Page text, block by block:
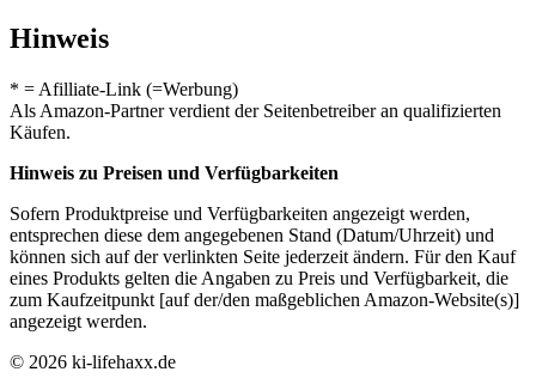
Hinweis
* = Afilliate-Link (=Werbung)
Als Amazon-Partner verdient der Seitenbetreiber an qualifizierten
Käufen.
Hinweis zu Preisen und Verfügbarkeiten
Sofern Produktpreise und Verfügbarkeiten angezeigt werden,
entsprechen diese dem angegebenen Stand (Datum/Uhrzeit) und
können sich auf der verlinkten Seite jederzeit ändern. Für den Kauf
eines Produkts gelten die Angaben zu Preis und Verfügbarkeit, die
zum Kaufzeitpunkt [auf der/den maßgeblichen Amazon-Website(s)]
angezeigt werden.
© 2026 ki-lifehaxx.de